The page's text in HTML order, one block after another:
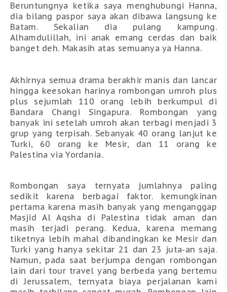
Beruntungnya ketika saya menghubungi Hanna,
dia bilang paspor saya akan dibawa langsung ke
Batam. Sekalian dia pulang kampung.
Alhamdulillah, ini anak emang cerdas dan baik
banget deh. Makasih atas semuanya ya Hanna.
Akhirnya semua drama berakhir manis dan lancar
hingga keesokan harinya rombongan umroh plus
plus sejumlah 110 orang lebih berkumpul di
Bandara Changi Singapura. Rombongan yang
banyak ini setelah umroh akan terbagi menjadi 3
grup yang terpisah. Sebanyak 40 orang lanjut ke
Turki, 60 orang ke Mesir, dan 11 orang ke
Palestina via Yordania.
Rombongan saya ternyata jumlahnya paling
sedikit karena berbagai faktor. kemungkinan
pertama karena masih banyak yang menganggap
Masjid Al Aqsha di Palestina tidak aman dan
masih terjadi perang. Kedua, karena memang
tiketnya lebih mahal dibandingkan ke Mesir dan
Turki yang hanya sekitar 21 dan 23 juta-an saja.
Namun, pada saat berjumpa dengan rombongan
lain dari tour travel yang berbeda yang bertemu
di Jerussalem, ternyata biaya perjalanan kami